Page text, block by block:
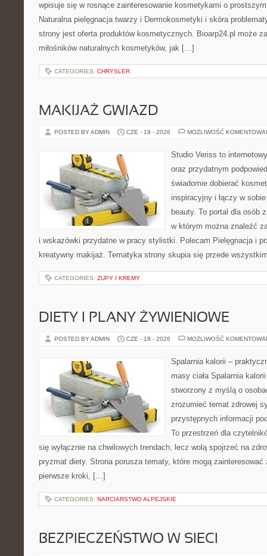
wpisuje się w rosnące zainteresowanie kosmetykami o
Naturalna pielęgnacja twarzy i Dermokosmetyki i skóra
strony jest oferta produktów kosmetycznych. Bioarp24.pl może
miłośników naturalnych kosmetyków, jak […]
CATEGORIES: CHRYSLER
MAKIJAŻ GWIAZD
POSTED BY ADMIN CZE - 19 - 2026 MOŻLIWOŚĆ
Studio Veriss to
oraz przydatnym
świadomie dobierać
inspiracyjny i łączy w
beauty. To portal dla osób
w którym można znaleźć
i wskazówki przydatne w pracy stylistki. Polecam Pielęgnacja i
kreatywny makijaż. Tematyka strony skupia się przede
CATEGORIES: ZUPY I KREMY
DIETY I PLANY ŻYWIENIOWE
POSTED BY ADMIN CZE - 18 - 2026 MOŻLIWOŚĆ
Spalarnia kalorii –
masy ciała Spalarnia
stworzony z myślą o
zrozumieć temat zdrowej
przystępnych informacji
To przestrzeń dla
się wyłącznie na chwilowych trendach, lecz wolą spojrzeć na
pryzmat diety. Strona porusza tematy, które mogą zainteresować
pierwsze kroki, […]
CATEGORIES: NARCIARSTWO ALPEJSKIE
BEZPIECZEŃSTWO W SIECI